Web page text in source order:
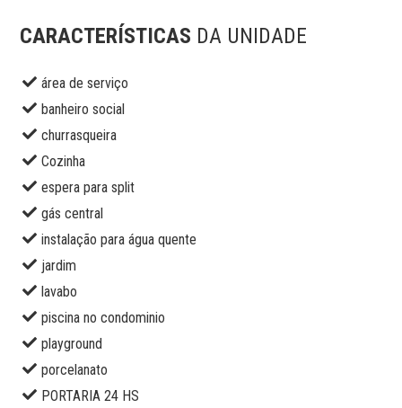
CARACTERÍSTICAS DA UNIDADE
área de serviço
banheiro social
churrasqueira
Cozinha
espera para split
gás central
instalação para água quente
jardim
lavabo
piscina no condominio
playground
porcelanato
PORTARIA 24 HS